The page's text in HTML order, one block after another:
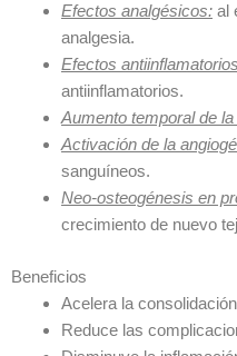
Efectos analgésicos: al
analgesia.
Efectos antiinflamatorios
antiinflamatorios.
Aumento temporal de
Activación de la
sanguíneos.
Neo-osteogénesis en
crecimiento de nuevo
Beneficios
Acelera la
Reduce las